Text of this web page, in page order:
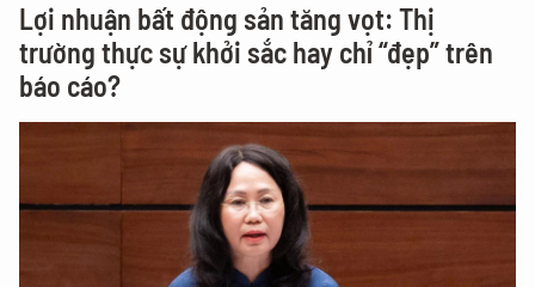
Lợi nhuận bất động sản tăng vọt: Thị
trường thực sự khởi sắc hay chỉ “đẹp” trên
báo cáo?